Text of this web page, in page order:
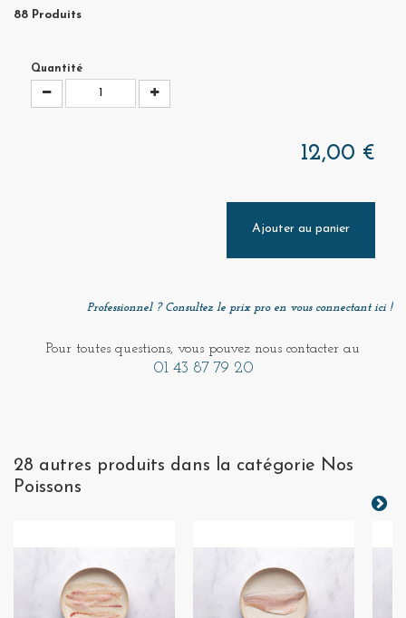
88 Produits
Quantité
12,00 €
Ajouter au panier
Professionnel ? Consultez le prix pro en vous connectant ici !
Pour toutes questions, vous pouvez nous contacter au
01 43 87 79 20
28 autres produits dans la catégorie Nos
Poissons